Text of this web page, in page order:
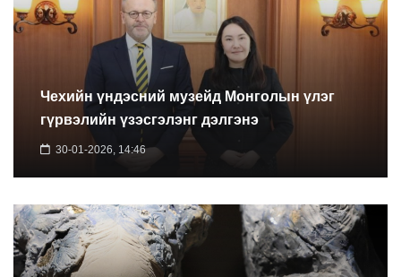
Чехийн үндэсний музейд Монголын үлэг
гүрвэлийн үзэсгэлэнг дэлгэнэ
30-01-2026, 14:46